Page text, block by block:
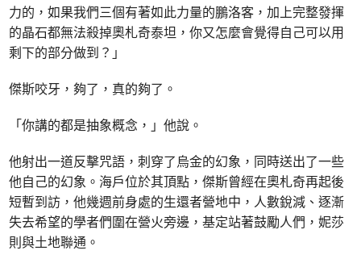
力的，如果我們三個有著如此力量的鵬洛客，加上完整發揮
的晶石都無法殺掉奧札奇泰坦，你又怎麼會覺得自己可以用
剩下的部分做到？」
傑斯咬牙，夠了，真的夠了。
「你講的都是抽象概念，」他說。
他射出一道反擊咒語，刺穿了烏金的幻象，同時送出了一些
他自己的幻象。海戶位於其頂點，傑斯曾經在奧札奇再起後
短暫到訪，他幾週前身處的生還者營地中，人數銳減、逐漸
失去希望的學者們圍在營火旁邊，基定站著鼓勵人們，妮莎
則與土地聯通。